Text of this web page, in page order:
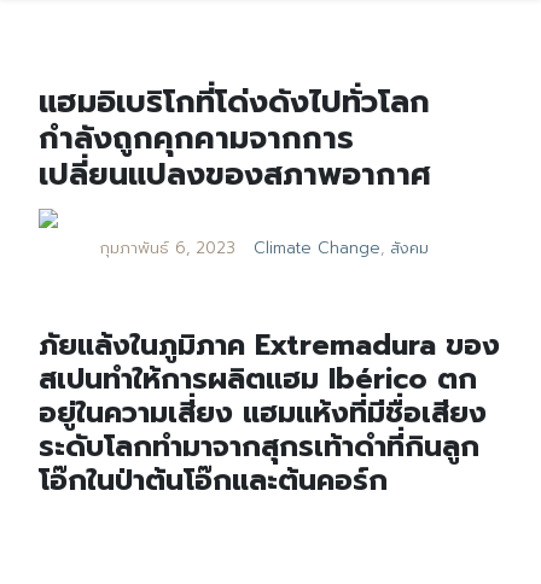
แฮมอิเบริโกที่โด่งดังไปทั่วโลก
กำลังถูกคุกคามจากการ
เปลี่ยนแปลงของสภาพอากาศ
กุมภาพันธ์ 6, 2023 Climate Change, สังคม
ภัยแล้งในภูมิภาค Extremadura ของ
สเปนทำให้การผลิตแฮม Ibérico ตก
อยู่ในความเสี่ยง แฮมแห้งที่มีชื่อเสียง
ระดับโลกทำมาจากสุกรเท้าดำที่กินลูก
โอ๊กในป่าต้นโอ๊กและต้นคอร์ก